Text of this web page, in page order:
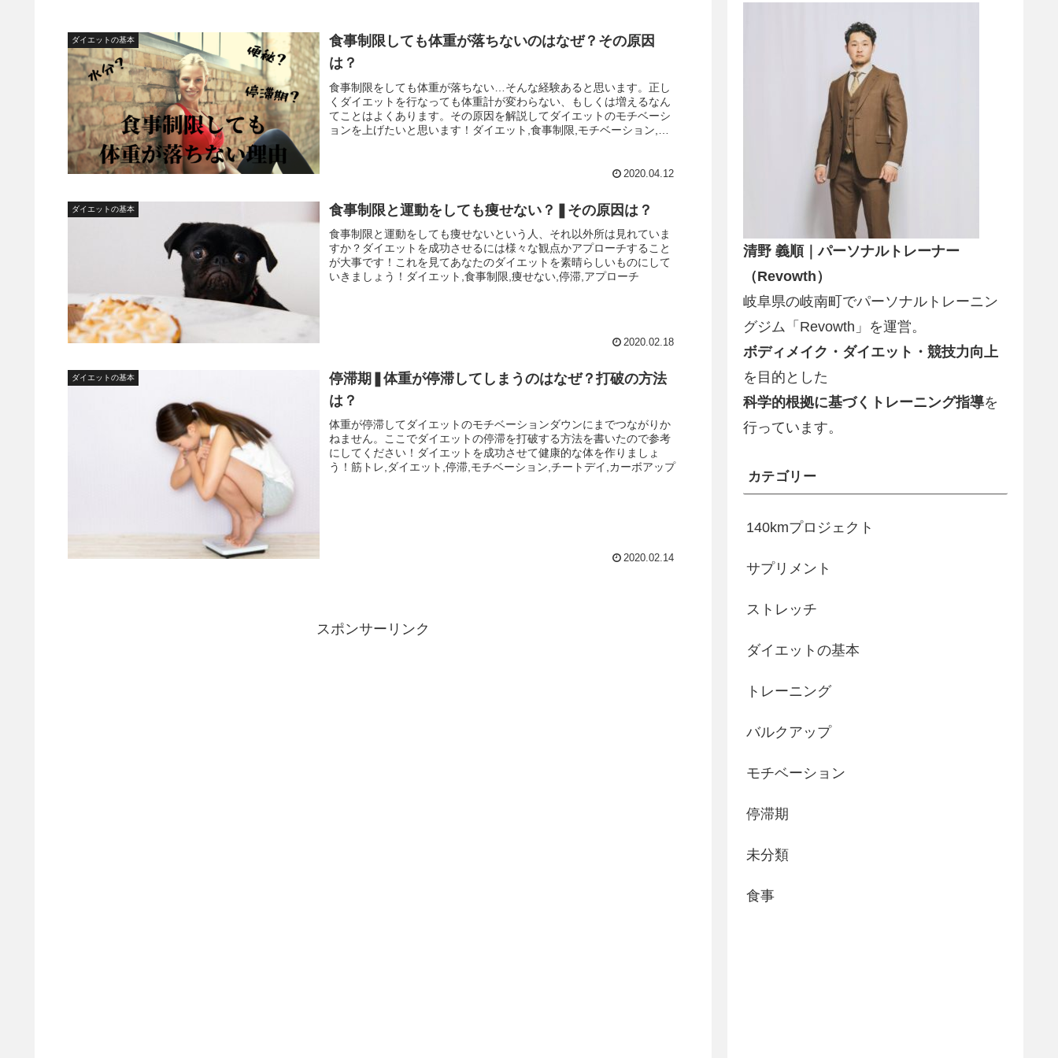
ダイエットの基本
食事制限しても体重が落ちないのはなぜ？その原因
は？
食事制限をしても体重が落ちない…そんな経験あると思います。正し
くダイエットを行なっても体重計が変わらない、もしくは増えるなん
てことはよくあります。その原因を解説してダイエットのモチベーシ
ョンを上げたいと思います！ダイエット,食事制限,モチベーション,効
2020.04.12
ダイエットの基本 食事制限と運動をしても痩せない？❚その原因は？
食事制限と運動をしても痩せないという人、それ以外所は見れていま
すか？ダイエットを成功させるには様々な観点かアプローチすること
が大事です！これを見てあなたのダイエットを素晴らしいものにして
いきましょう！ダイエット,食事制限,痩せない,停滞,アプローチ
2020.02.18
ダイエットの基本
停滞期❚体重が停滞してしまうのはなぜ？打破の方法
は？
体重が停滞してダイエットのモチベーションダウンにまでつながりか
ねません。ここでダイエットの停滞を打破する方法を書いたので参考
にしてください！ダイエットを成功させて健康的な体を作りましょ
う！筋トレ,ダイエット,停滞,モチベーション,チートデイ,カーボアップ
2020.02.14
スポンサーリンク
清野 義順｜パーソナルトレーナー
（Revowth）
岐阜県の岐南町でパーソナルトレーニン
グジム「Revowth」を運営。
ボディメイク・ダイエット・競技力向上
を目的とした
科学的根拠に基づくトレーニング指導を
行っています。
カテゴリー
140kmプロジェクト
サプリメント
ストレッチ
ダイエットの基本
トレーニング
バルクアップ
モチベーション
停滞期
未分類
食事